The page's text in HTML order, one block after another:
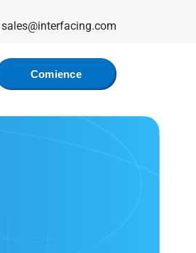
sales@interfacing.com
Comience